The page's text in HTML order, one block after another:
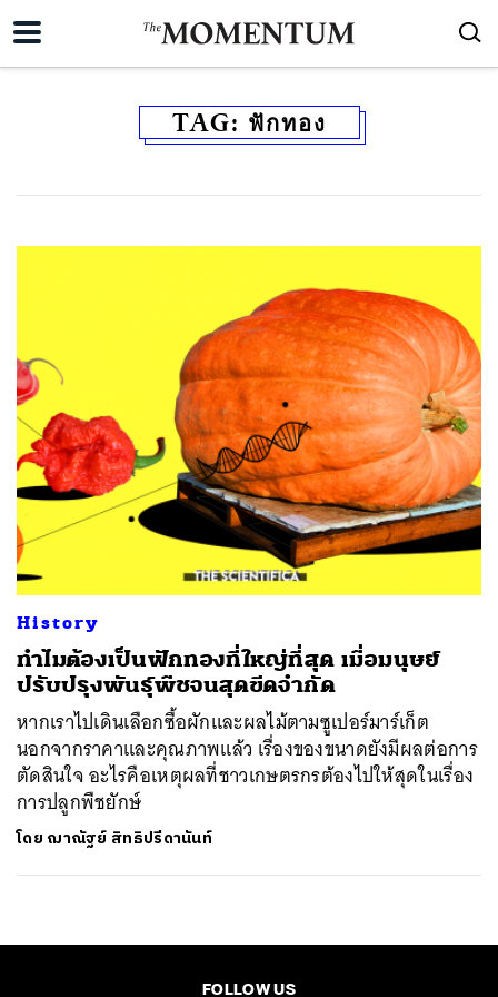
TAG: ฟักทอง
History
ทำไมต้องเป็นฟักทองที่ใหญ่ที่สุด เมื่อมนุษย์
ปรับปรุงพันธุ์พืชจนสุดขีดจำกัด
หากเราไปเดินเลือกซื้อผักและผลไม้ตามซูเปอร์มาร์เก็ต
นอกจากราคาและคุณภาพแล้ว เรื่องของขนาดยังมีผลต่อการ
ตัดสินใจ อะไรคือเหตุผลที่ชาวเกษตรกรต้องไปให้สุดในเรื่อง
การปลูกพืชยักษ์
โดย ฌาณัฐย์ สิทธิปรีดานันท์
FOLLOW US
ค้นหา
TWEET LINE